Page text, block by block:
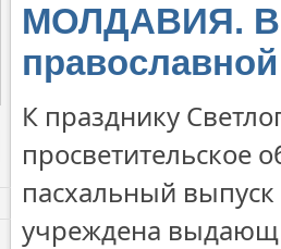
Официальная хроника
Расколы, ереси, секты
СОЦИАЛЬНОЕ
СЛУЖЕНИЕ
Церковь и власть
Церковь и общество
Церковь и СМИ
МОЛДАВИЯ.
К празднику
просветительское
пасхальный выпуск
учреждена